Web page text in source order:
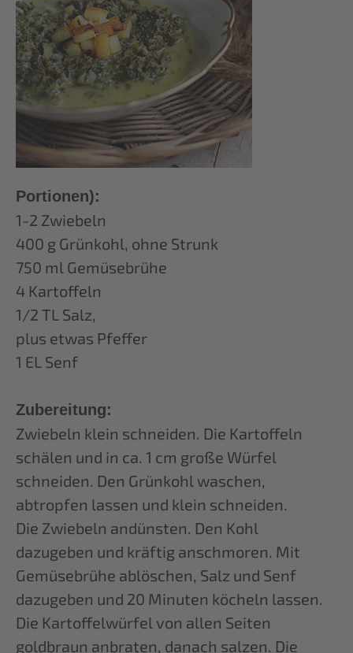
Portionen):
1-2 Zwiebeln
400 g Grünkohl, ohne Strunk
750 ml Gemüsebrühe
4 Kartoffeln
1/2 TL Salz,
plus etwas Pfeffer
1 EL Senf
Zubereitung:
Zwiebeln klein schneiden. Die Kartoffeln
schälen und in ca. 1 cm große Würfel
schneiden. Den Grünkohl waschen,
abtropfen lassen und klein schneiden.
Die Zwiebeln andünsten. Den Kohl
dazugeben und kräftig anschmoren. Mit
Gemüsebrühe ablöschen, Salz und Senf
dazugeben und 20 Minuten köcheln lassen.
Die Kartoffelwürfel von allen Seiten
goldbraun anbraten, danach salzen. Die